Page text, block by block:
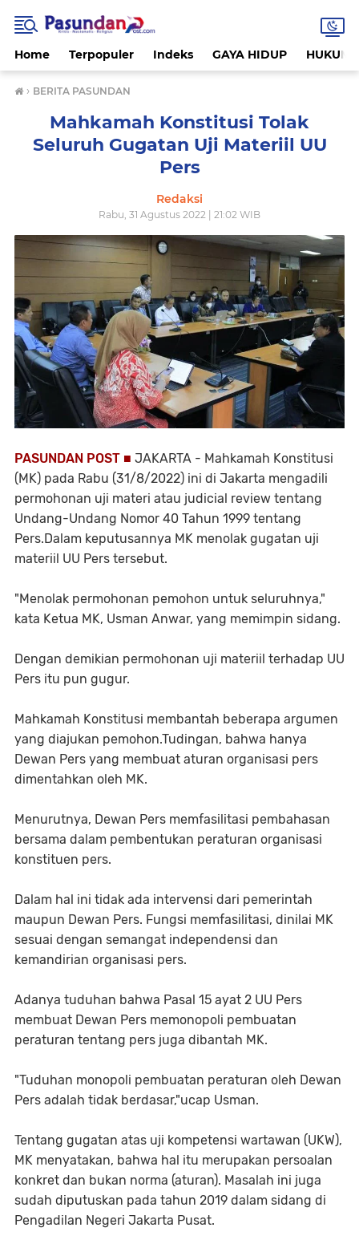
Home Terpopuler Indeks GAYA HIDUP HUKUM
› BERITA PASUNDAN
Mahkamah Konstitusi Tolak
Seluruh Gugatan Uji Materiil UU
Pers
Redaksi
Rabu, 31 Agustus 2022 | 21:02 WIB
PASUNDAN POST ■ JAKARTA - Mahkamah Konstitusi
(MK) pada Rabu (31/8/2022) ini di Jakarta mengadili
permohonan uji materi atau judicial review tentang
Undang-Undang Nomor 40 Tahun 1999 tentang
Pers.Dalam keputusannya MK menolak gugatan uji
materiil UU Pers tersebut.
"Menolak permohonan pemohon untuk seluruhnya,"
kata Ketua MK, Usman Anwar, yang memimpin sidang.
Dengan demikian permohonan uji materiil terhadap UU
Pers itu pun gugur.
Mahkamah Konstitusi membantah beberapa argumen
yang diajukan pemohon.Tudingan, bahwa hanya
Dewan Pers yang membuat aturan organisasi pers
dimentahkan oleh MK.
Menurutnya, Dewan Pers memfasilitasi pembahasan
bersama dalam pembentukan peraturan organisasi
konstituen pers.
Dalam hal ini tidak ada intervensi dari pemerintah
maupun Dewan Pers. Fungsi memfasilitasi, dinilai MK
sesuai dengan semangat independensi dan
kemandirian organisasi pers.
Adanya tuduhan bahwa Pasal 15 ayat 2 UU Pers
membuat Dewan Pers memonopoli pembuatan
peraturan tentang pers juga dibantah MK.
"Tuduhan monopoli pembuatan peraturan oleh Dewan
Pers adalah tidak berdasar,"ucap Usman.
Tentang gugatan atas uji kompetensi wartawan (UKW),
MK menyatakan, bahwa hal itu merupakan persoalan
konkret dan bukan norma (aturan). Masalah ini juga
sudah diputuskan pada tahun 2019 dalam sidang di
Pengadilan Negeri Jakarta Pusat.